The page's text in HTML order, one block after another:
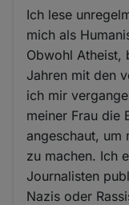
Ich lese
mich als
Obwohl Atheist,
Jahren mit den
ich mir
meiner Frau die
angeschaut, um
zu machen. Ich
Journalisten
Nazis oder